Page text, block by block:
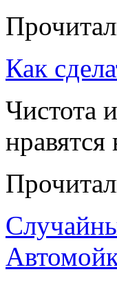
Как
Чистота
нравятся